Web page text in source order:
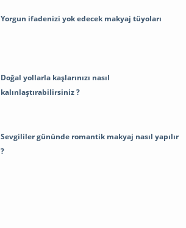
Yorgun ifadenizi yok edecek makyaj tüyoları
Doğal yollarla kaşlarınızı nasıl
kalınlaştırabilirsiniz ?
Sevgililer gününde romantik makyaj nasıl yapılır
?